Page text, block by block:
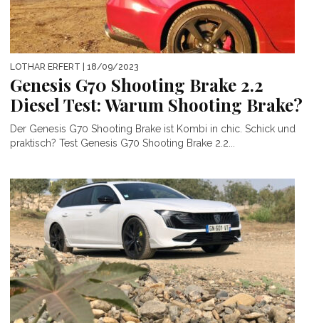
LOTHAR ERFERT | 18/09/2023
Genesis G70 Shooting Brake 2.2
Diesel Test: Warum Shooting Brake?
Der Genesis G70 Shooting Brake ist Kombi in chic. Schick und
praktisch? Test Genesis G70 Shooting Brake 2.2...